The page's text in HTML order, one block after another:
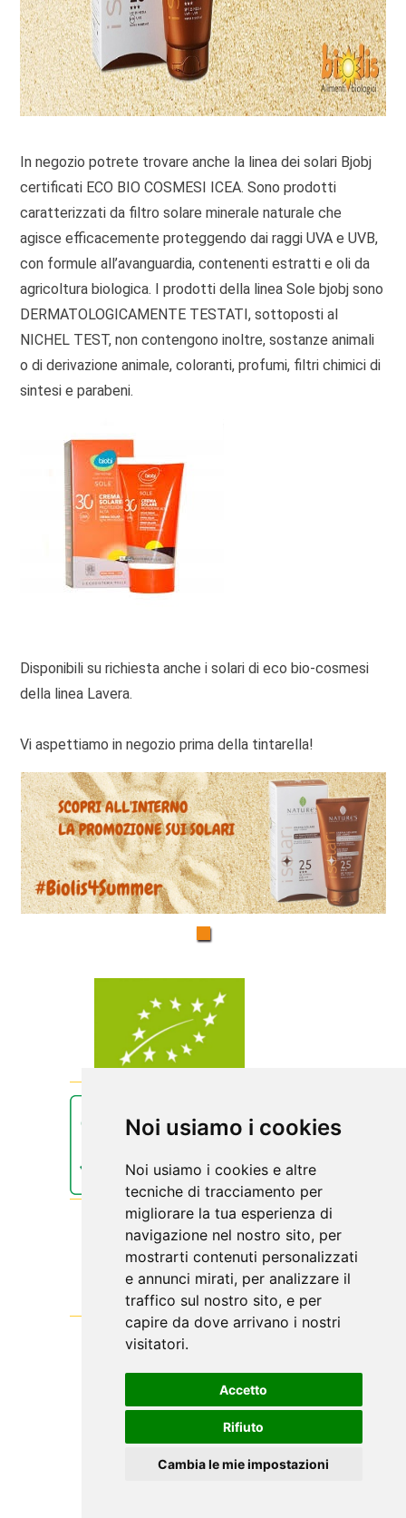
Noi usiamo i cookies
Noi usiamo i cookies e altre
tecniche di tracciamento per
migliorare la tua esperienza di
navigazione nel nostro sito, per
mostrarti contenuti personalizzati
e annunci mirati, per analizzare il
traffico sul nostro sito, e per
capire da dove arrivano i nostri
visitatori.
Accetto
Rifiuto
Cambia le mie impostazioni
In negozio potrete trovare anche la linea dei solari Bjobj
certificati ECO BIO COSMESI ICEA. Sono prodotti
caratterizzati da filtro solare minerale naturale che
agisce efficacemente proteggendo dai raggi UVA e UVB,
con formule all’avanguardia, contenenti estratti e oli da
agricoltura biologica. I prodotti della linea Sole bjobj sono
DERMATOLOGICAMENTE TESTATI, sottoposti al
NICHEL TEST, non contengono inoltre, sostanze animali
o di derivazione animale, coloranti, profumi, filtri chimici di
sintesi e parabeni.
Disponibili su richiesta anche i solari di eco bio-cosmesi
della linea Lavera.
Vi aspettiamo in negozio prima della tintarella!
Biolis
Viale Regina Margherita, 67
Tel: 090345071